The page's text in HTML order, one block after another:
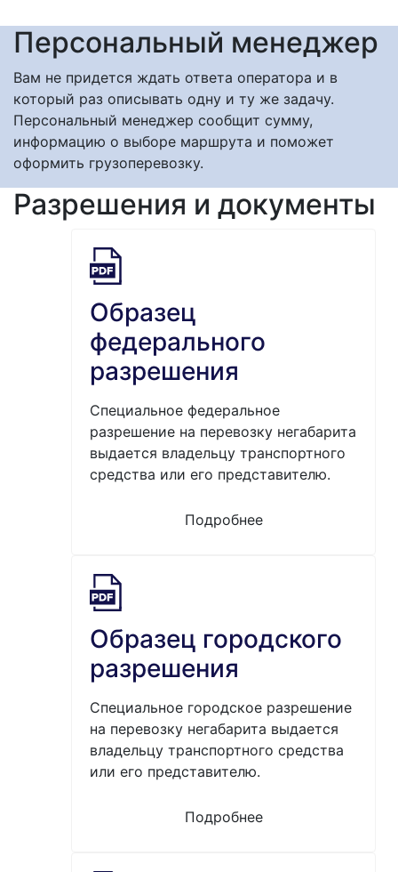
Персональный менеджер
Вам не придется ждать ответа оператора и в
который раз описывать одну и ту же задачу.
Персональный менеджер сообщит сумму,
информацию о выборе маршрута и поможет
оформить грузоперевозку.
Разрешения и документы
Образец
федерального
разрешения
Специальное федеральное
разрешение на перевозку негабарита
выдается владельцу транспортного
средства или его представителю.
Подробнее
Образец городского
разрешения
Специальное городское разрешение
на перевозку негабарита выдается
владельцу транспортного средства
или его представителю.
Подробнее